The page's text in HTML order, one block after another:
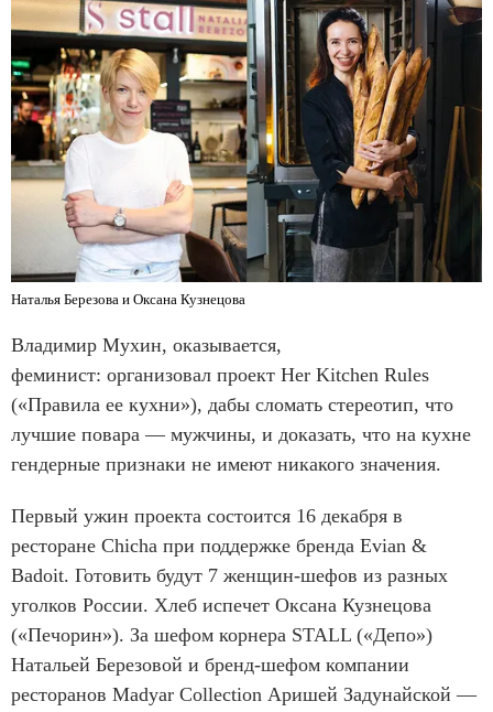
Наталья Березова и Оксана Кузнецова
Владимир Мухин, оказывается,
феминист: организовал проект Her Kitchen Rules
(«Правила ее кухни»), дабы сломать стереотип, что
лучшие повара — мужчины, и доказать, что на кухне
гендерные признаки не имеют никакого значения.
Первый ужин проекта состоится 16 декабря в
ресторане Chicha при поддержке бренда Evian &
Badoit. Готовить будут 7 женщин-шефов из разных
уголков России. Хлеб испечет Оксана Кузнецова
(«Печорин»). За шефом корнера STALL («Депо»)
Натальей Березовой и бренд-шефом компании
ресторанов Madyar Collection Аришей Задунайской —